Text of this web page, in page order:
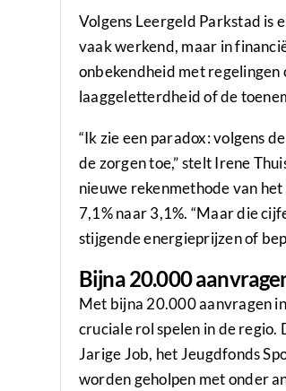
Volgens Leergeld Parkstad is
vaak werkend, maar in
onbekendheid met
laaggeletterdheid of de
“Ik zie een paradox: volgens
de zorgen toe,” stelt Irene
nieuwe rekenmethode van
7,1% naar 3,1%. “Maar die
stijgende energieprijzen of
Bijna 20.000
Met bijna 20.000 aanvragen
cruciale rol spelen in de
Jarige Job, het Jeugdfonds
worden geholpen met onder